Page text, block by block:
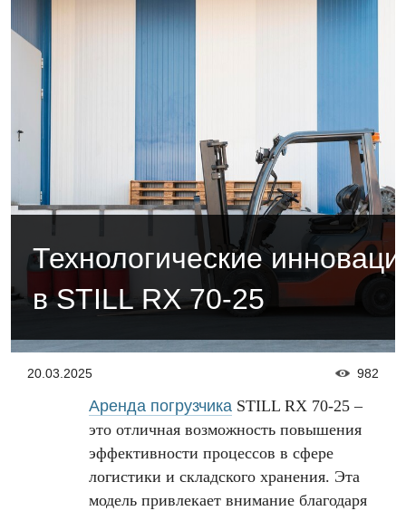
Технологические
в STILL RX 70-25
20.03.2025 982
Аренда погрузчика STILL RX 70-25 –
это отличная возможность повышения
эффективности процессов в сфере
логистики и складского хранения. Эта
модель привлекает внимание благодаря